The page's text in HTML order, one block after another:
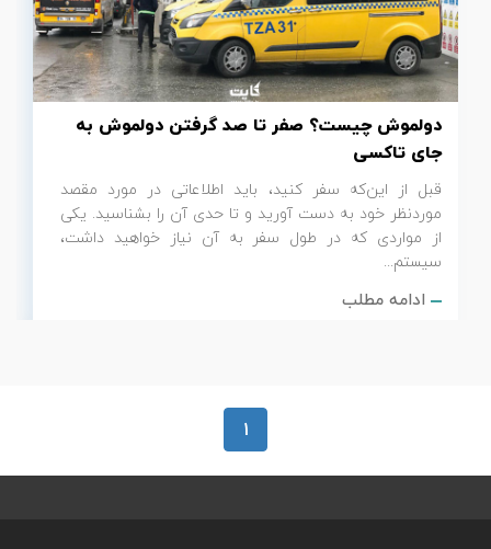
دولموش چیست؟ صفر تا صد گرفتن دولموش به
جای تاکسی
قبل از این‌که سفر کنید، باید اطلاعاتی در مورد مقصد
موردنظر خود به دست آورید و تا حدی آن را بشناسید. یکی
از مواردی که در طول سفر به آن نیاز خواهید داشت،
سیستم...
ادامه مطلب
1
تور سوباتان
تور چابهار
تور مرداب هسل
تور کاشان
تور اصفهان